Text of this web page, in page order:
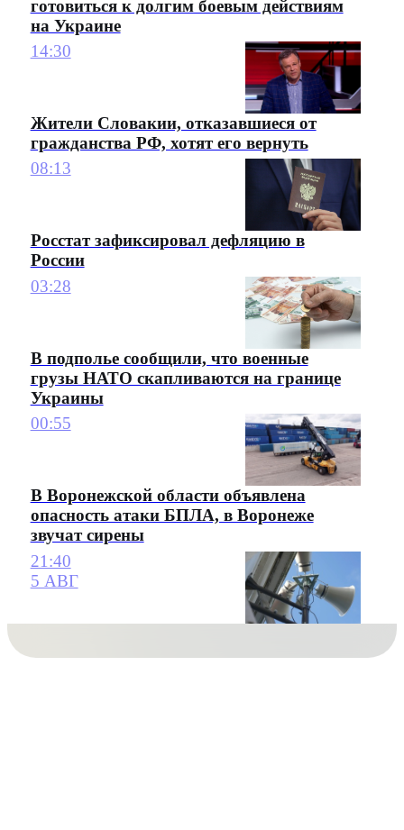
готовиться к долгим боевым действиям
на Украине
14:30
Жители Словакии, отказавшиеся от
гражданства РФ, хотят его вернуть
08:13
Росстат зафиксировал дефляцию в
России
03:28
В подполье сообщили, что военные
грузы НАТО скапливаются на границе
Украины
00:55
В Воронежской области объявлена
опасность атаки БПЛА, в Воронеже
звучат сирены
21:40
5 АВГ